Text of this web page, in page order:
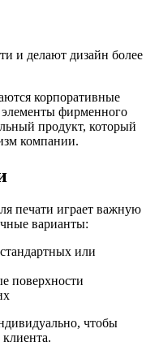
и делают дизайн более
корпоративные
фирменного
продукт, который
компании.
печати играет важную
варианты:
или
поверхности
чтобы
клиента.